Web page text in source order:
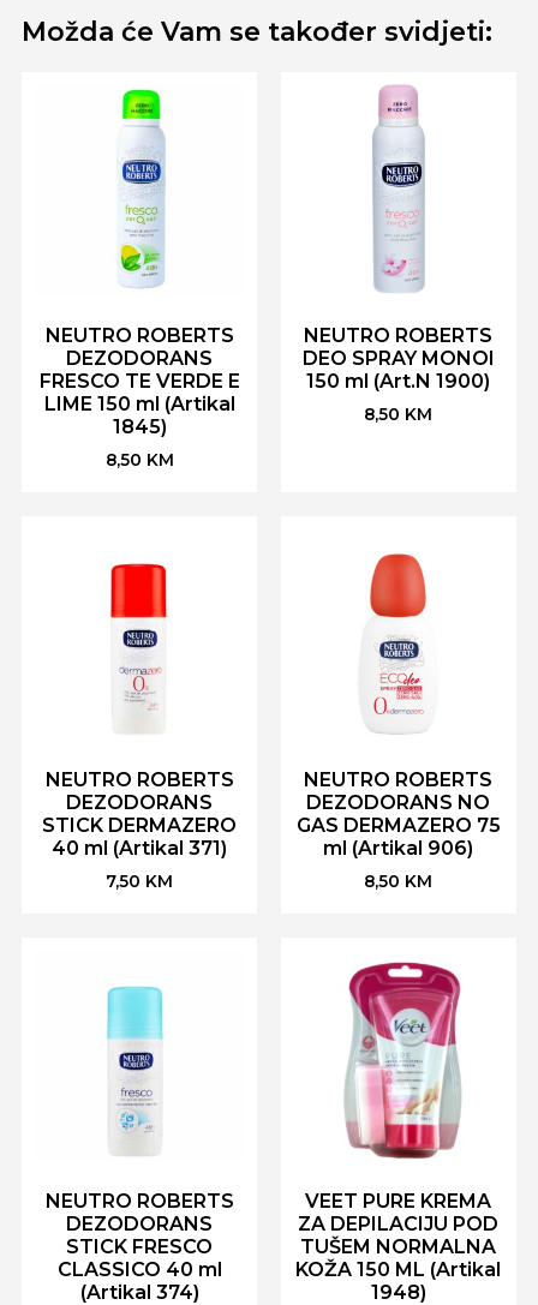
Možda će Vam se također svidjeti:
NEUTRO ROBERTS
DEZODORANS
FRESCO TE VERDE E
LIME 150 ml (Artikal
1845)
8,50 KM
NEUTRO ROBERTS
DEO SPRAY MONOI
150 ml (Art.N 1900)
8,50 KM
NEUTRO ROBERTS
DEZODORANS
STICK DERMAZERO
40 ml (Artikal 371)
7,50 KM
NEUTRO ROBERTS
DEZODORANS NO
GAS DERMAZERO 75
ml (Artikal 906)
8,50 KM
NEUTRO ROBERTS
DEZODORANS
STICK FRESCO
CLASSICO 40 ml
(Artikal 374)
VEET PURE KREMA
ZA DEPILACIJU POD
TUŠEM NORMALNA
KOŽA 150 ML (Artikal
1948)